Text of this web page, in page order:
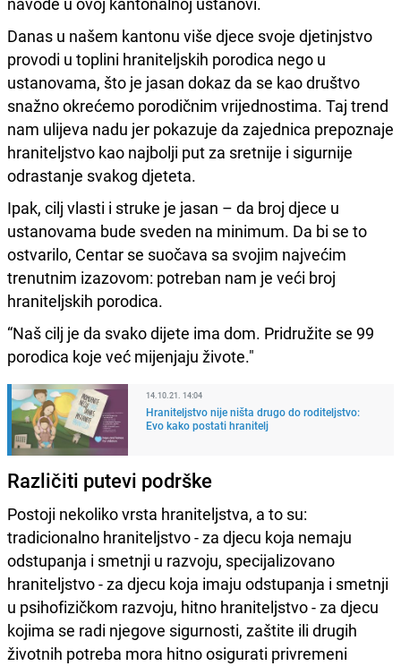
Danas u našem kantonu više djece svoje djetinjstvo
provodi u toplini hraniteljskih porodica nego u
ustanovama, što je jasan dokaz da se kao društvo
snažno okrećemo porodičnim vrijednostima. Taj trend
nam ulijeva nadu jer pokazuje da zajednica prepoznaje
hraniteljstvo kao najbolji put za sretnije i sigurnije
odrastanje svakog djeteta.
Ipak, cilj vlasti i struke je jasan – da broj djece u
ustanovama bude sveden na minimum. Da bi se to
ostvarilo, Centar se suočava sa svojim najvećim
trenutnim izazovom: potreban nam je veći broj
hraniteljskih porodica.
“Naš cilj je da svako dijete ima dom. Pridružite se 99
porodica koje već mijenjaju živote."
14.10.21. 14:04
Hraniteljstvo nije ništa drugo do roditeljstvo:
Evo kako postati hranitelj
Različiti putevi podrške
Postoji nekoliko vrsta hraniteljstva, a to su:
tradicionalno hraniteljstvo - za djecu koja nemaju
odstupanja i smetnji u razvoju, specijalizovano
hraniteljstvo - za djecu koja imaju odstupanja i smetnji
u psihofizičkom razvoju, hitno hraniteljstvo - za djecu
kojima se radi njegove sigurnosti, zaštite ili drugih
životnih potreba mora hitno osigurati privremeni